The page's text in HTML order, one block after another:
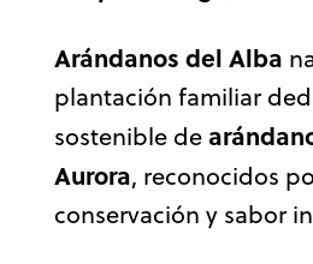
Arándanos del Alba
plantación familiar
sostenible de
Aurora, reconocidos
conservación y sabor